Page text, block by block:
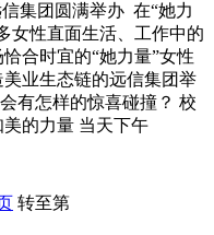
集团圆满举办 在“她力
女性直面生活、工作中的
合时宜的“她力量”女性
业生态链的远信集团举
有怎样的惊喜碰撞？ 校
的力量 当天下午
转至第